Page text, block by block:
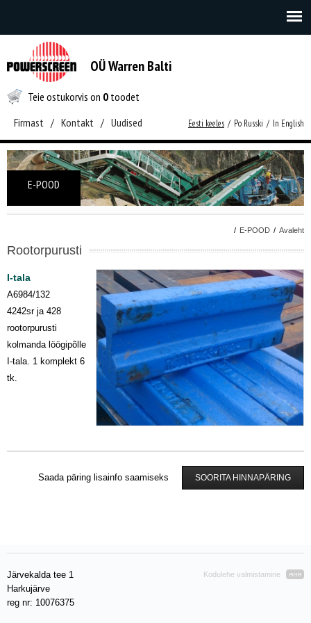
OÜ Warren Balti
Teie ostukorvis on 0 toodet
Firmast / Kontakt / Uudised Eesti keeles / Po Russki / In English
E-POOD
/ E-POOD / Avaleht
Rootorpurusti
I-tala
A6984/132
4242sr ja 428
rootorpurusti
kolmanda löögipõlle
I-tala. 1 komplekt 6
tk.
Saada päring lisainfo saamiseks SOORITA HINNAPÄRING
Järvekalda tee 1
Harkujärve
reg nr: 10076375
Kodulehe valmistamine